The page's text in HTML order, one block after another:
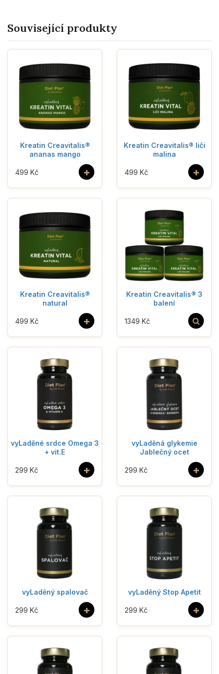
Související produkty
Kreatin Creavitalis®
ananas mango
+
499 Kč
Kreatin Creavitalis® liči
malina
+
499 Kč
Kreatin Creavitalis®
natural
+
499 Kč
Kreatin Creavitalis® 3
balení
1349 Kč
vyLaděné srdce Omega 3
+ vit.E
+
299 Kč
vyLaděná glykemie
Jablečný ocet
+
299 Kč
vyLaděný spalovač
+
299 Kč
vyLaděný Stop Apetit
+
299 Kč